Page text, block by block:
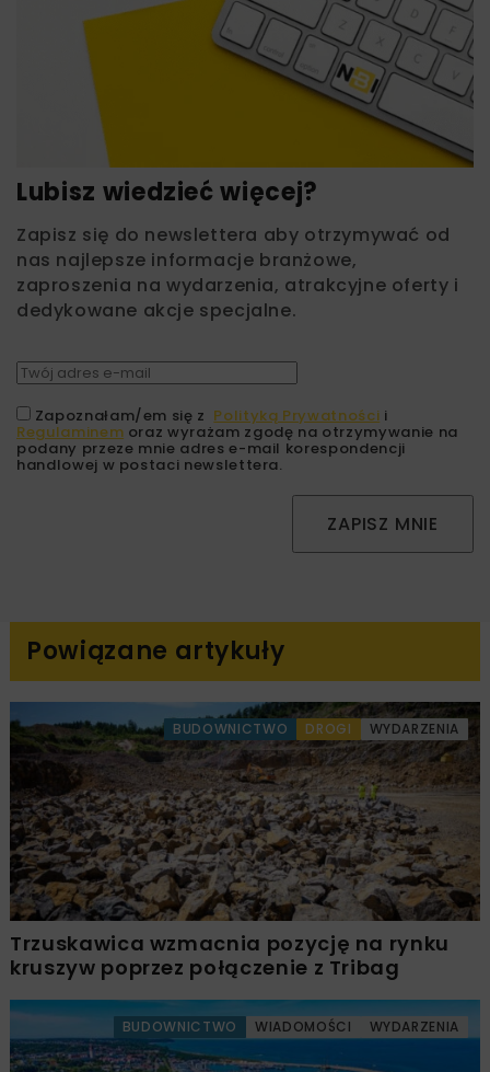
Lubisz wiedzieć więcej?
Zapisz się do newslettera aby otrzymywać od
nas najlepsze informacje branżowe,
zaproszenia na wydarzenia, atrakcyjne oferty i
dedykowane akcje specjalne.
Zapoznałam/em się z Polityką Prywatności i
Regulaminem oraz wyrażam zgodę na otrzymywanie na
podany przeze mnie adres e-mail korespondencji
handlowej w postaci newslettera.
ZAPISZ MNIE
Powiązane artykuły
BUDOWNICTWO DROGI WYDARZENIA
Trzuskawica wzmacnia pozycję na rynku
kruszyw poprzez połączenie z Tribag
BUDOWNICTWO WIADOMOŚCI WYDARZENIA